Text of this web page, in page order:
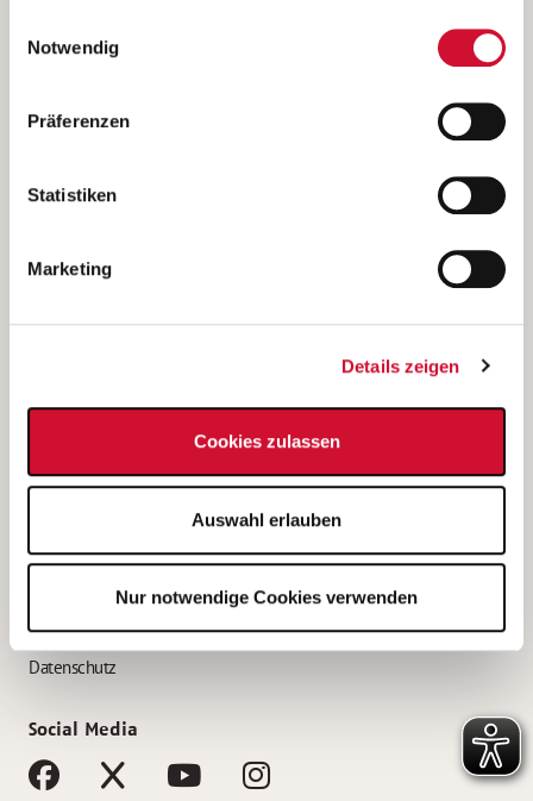
Wenn Sie auf „Cookies zulassen“ klicken, so stimmen
Sie der Speicherung sämtlicher Cookies zu. Sie können
Ihre Einwilligung selbstverständlich jederzeit widerrufen,
indem Sie die Cookie-Einstellungen aufrufen und diese
unsererDatenschutzerklärung
Notwendig
Präferenzen
Statistiken
Marketing
Details zeigen
Cookies zulassen
Auswahl erlauben
Nur notwendige Cookies verwenden
Betreiber der Webseite
Kantstraße 45a
(Ein Tochterunternehmen des AWO Bezirksverbandes Unterfranken
e.V.)
Bewerbung als Altenpflegehelfer*in
Bewerbung als Erzieher*in
AWO Gliederungen nach Bundesland
Impressum
Datenschutz
Social Media